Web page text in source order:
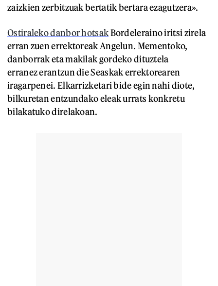
zaizkien zerbitzuak bertatik bertara ezagutzera».
Ostiraleko danbor hotsakBordeleraino iritsi zirela
erran zuen errektoreak Angelun. Mementoko,
danborrak eta makilak gordeko dituztela
erranez erantzun die Seaskak errektorearen
iragarpenei. Elkarrizketari bide egin nahi diote,
bilkuretan entzundako eleak urrats konkretu
bilakatuko direlakoan.